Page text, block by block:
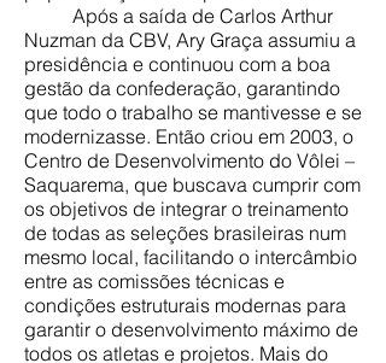
Após a saída de Carlos Arthur
Nuzman da CBV, Ary Graça assumiu a
presidência e continuou com a boa
gestão da confederação, garantindo
que todo o trabalho se mantivesse e se
modernizasse. Então criou em 2003, o
Centro de Desenvolvimento do Vôlei –
Saquarema, que buscava cumprir com
os objetivos de integrar o treinamento
de todas as seleções brasileiras num
mesmo local, facilitando o intercâmbio
entre as comissões técnicas e
condições estruturais modernas para
garantir o desenvolvimento máximo de
todos os atletas e projetos. Mais do